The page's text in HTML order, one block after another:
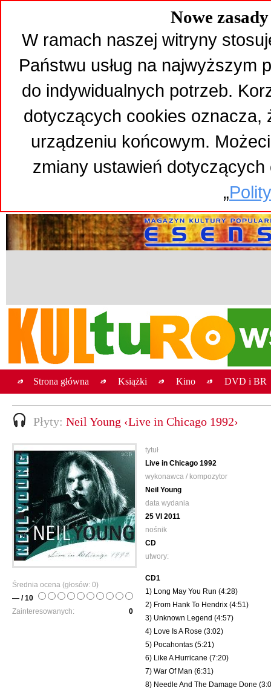
Nowe
W ramach naszej witryny
Państwu usług na najwyższym
do indywidualnych potrzeb.
dotyczących cookies oznacza,
urządzeniu końcowym.
zmiany ustawień
„
Strona główna Książki Kino DVD i BR
Płyty: Neil Young ‹Live in Chicago 1992›
Średnia ocena (głosów: 0)
— / 10
0
Zainteresowanych:
tytuł
Live in Chicago 1992
wykonawca / kompozytor
Neil Young
data wydania
25 VI 2011
nośnik
CD
utwory:
CD1
1) Long May You Run (4:28)
2) From Hank To Hendrix (4:51)
3) Unknown Legend (4:57)
4) Love Is A Rose (3:02)
5) Pocahontas (5:21)
6) Like A Hurricane (7:20)
7) War Of Man (6:31)
8) Needle And The Damage Done